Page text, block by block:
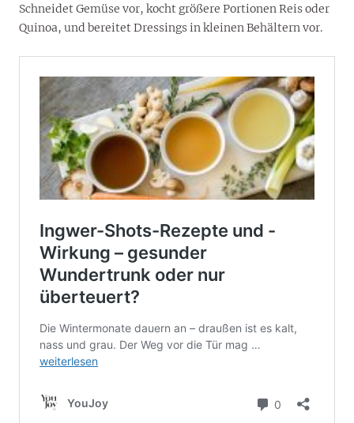
Schneidet Gemüse vor, kocht größere Portionen Reis oder
Quinoa, und bereitet Dressings in kleinen Behältern vor.